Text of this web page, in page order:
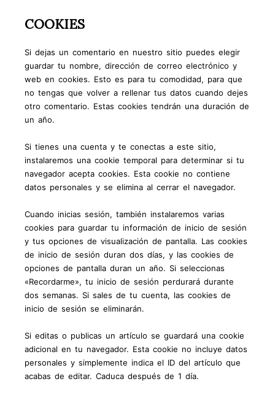
COOKIES
Si dejas un comentario en nuestro sitio puedes elegir
guardar tu nombre, dirección de correo electrónico y
web en cookies. Esto es para tu comodidad, para que
no tengas que volver a rellenar tus datos cuando dejes
otro comentario. Estas cookies tendrán una duración de
un año.
Si tienes una cuenta y te conectas a este sitio,
instalaremos una cookie temporal para determinar si tu
navegador acepta cookies. Esta cookie no contiene
datos personales y se elimina al cerrar el navegador.
Cuando inicias sesión, también instalaremos varias
cookies para guardar tu información de inicio de sesión
y tus opciones de visualización de pantalla. Las cookies
de inicio de sesión duran dos días, y las cookies de
opciones de pantalla duran un año. Si seleccionas
«Recordarme», tu inicio de sesión perdurará durante
dos semanas. Si sales de tu cuenta, las cookies de
inicio de sesión se eliminarán.
Si editas o publicas un artículo se guardará una cookie
adicional en tu navegador. Esta cookie no incluye datos
personales y simplemente indica el ID del artículo que
acabas de editar. Caduca después de 1 día.